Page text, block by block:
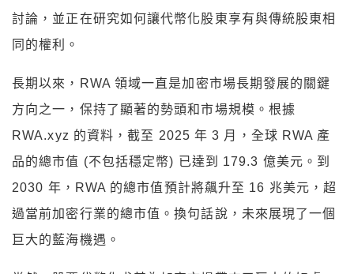
討論，並正在研究如何讓代幣化股東享有與傳統股東相
同的權利。
長期以來，RWA 領域一直是加密市場長期發展的關鍵
方向之一，保持了顯著的勢頭和市場規模。根據
RWA.xyz 的資料，截至 2025 年 3 月，全球 RWA 產
品的總市值 (不包括穩定幣) 已達到 179.3 億美元。到
2030 年，RWA 的總市值預計將飆升至 16 兆美元，超
過當前加密行業的總市值。換句話說，未來展現了一個
巨大的藍海機遇。